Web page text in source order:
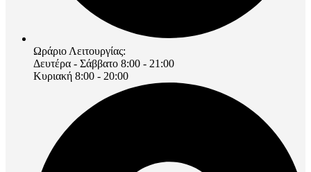
Ωράριο Λειτουργίας:
Δευτέρα - Σάββατο 8:00 - 21:00
Κυριακή 8:00 - 20:00